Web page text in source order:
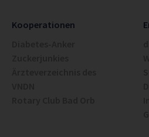
Kooperationen